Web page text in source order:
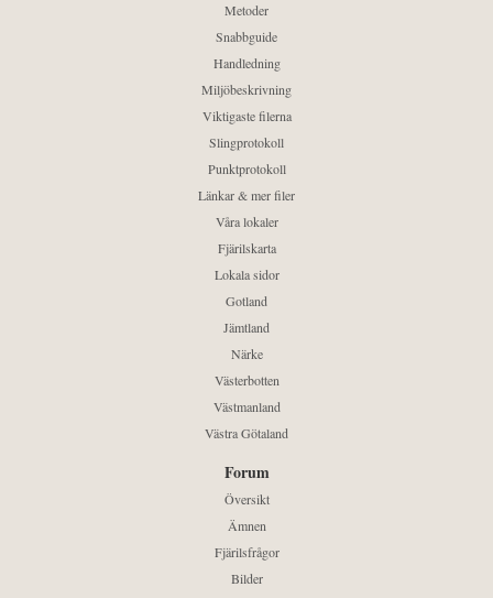
Metoder
Snabbguide
Handledning
Miljöbeskrivning
Viktigaste filerna
Slingprotokoll
Punktprotokoll
Länkar & mer filer
Våra lokaler
Fjärilskarta
Lokala sidor
Gotland
Jämtland
Närke
Västerbotten
Västmanland
Västra Götaland
Forum
Översikt
Ämnen
Fjärilsfrågor
Bilder